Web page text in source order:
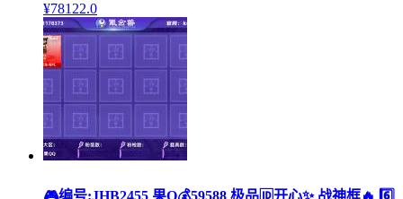
¥78122.0
🎮编号:JHB2455 果Q💰59588 极品🆔开心✨ 战神框🔥 6️⃣